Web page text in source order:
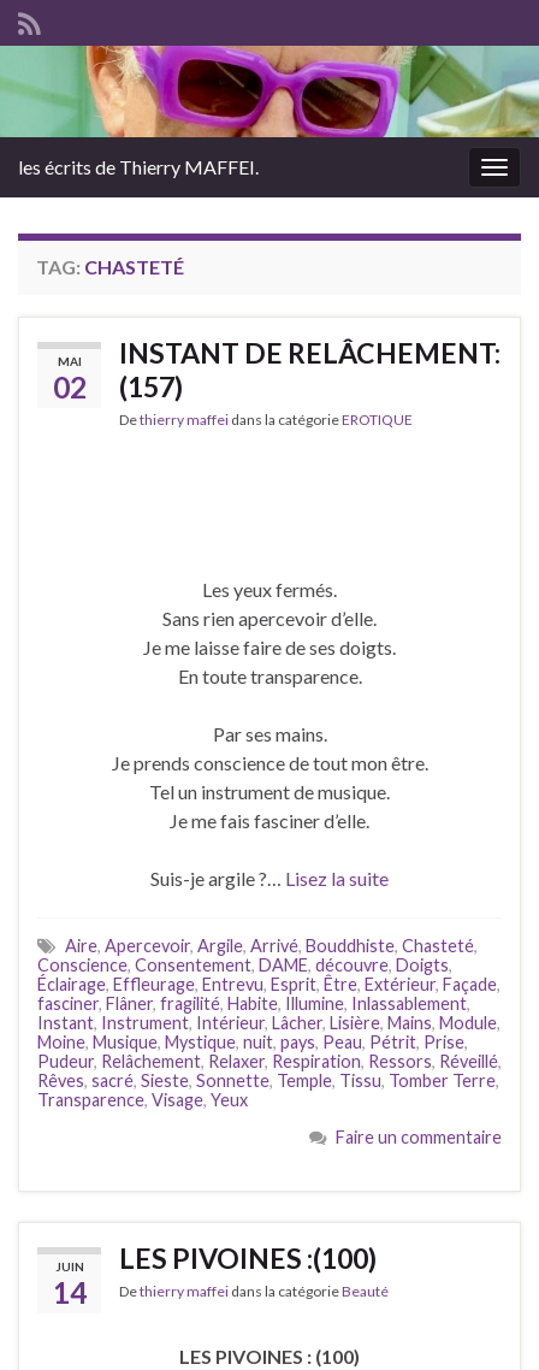
les écrits de Thierry MAFFEI.
TAG: CHASTETÉ
MAI
02
INSTANT DE RELÂCHEMENT:
(157)
Dethierry maffei dans la catégorieEROTIQUE
Les yeux fermés.
Sans rien apercevoir d’elle.
Je me laisse faire de ses doigts.
En toute transparence.
Par ses mains.
Je prends conscience de tout mon être.
Tel un instrument de musique.
Je me fais fasciner d’elle.
Suis-je argile ?… Lisez la suite
Aire, Apercevoir, Argile, Arrivé, Bouddhiste, Chasteté,
Conscience, Consentement, DAME, découvre, Doigts,
Éclairage, Effleurage, Entrevu, Esprit, Être, Extérieur, Façade,
fasciner, Flâner, fragilité, Habite, Illumine, Inlassablement,
Instant, Instrument, Intérieur, Lâcher, Lisière, Mains, Module,
Moine, Musique, Mystique, nuit, pays, Peau, Pétrit, Prise,
Pudeur, Relâchement, Relaxer, Respiration, Ressors, Réveillé,
Rêves, sacré, Sieste, Sonnette, Temple, Tissu, Tomber Terre,
Transparence, Visage, Yeux
Faire un commentaire
JUIN
14
LES PIVOINES :(100)
Dethierry maffei dans la catégorieBeauté
LES PIVOINES : (100)